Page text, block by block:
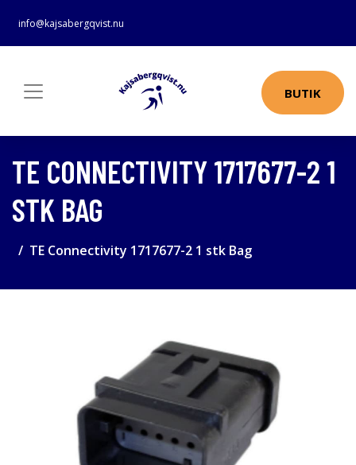
info@kajsabergqvist.nu
BUTIK
TE CONNECTIVITY 1717677-2 1
STK BAG
TE Connectivity 1717677-2 1 stk Bag